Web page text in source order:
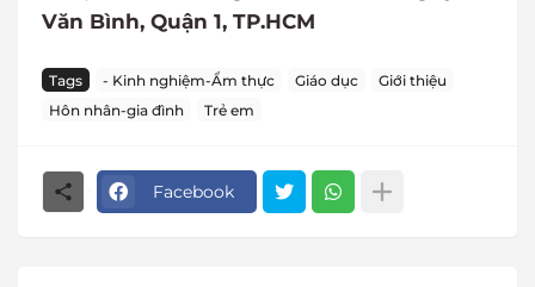
Văn Bình, Quận 1, TP.HCM
Tags - Kinh nghiệm-Ẩm thực Giáo dục
Giới thiệu
Hôn nhân-gia đình
Trẻ em
Facebook